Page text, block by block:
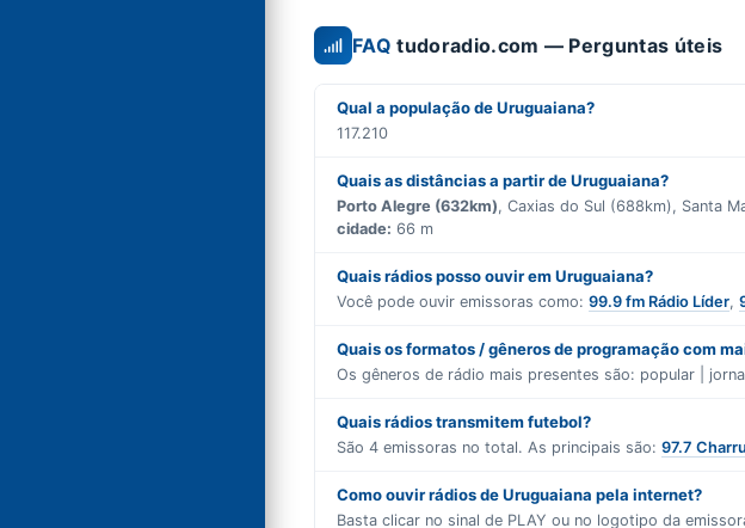
FAQ tudoradio.com — Perguntas úteis
Qual a população de Uruguaiana?
117.210
Quais as distâncias a partir de Uruguaiana?
Porto Alegre (632km), Caxias do Sul (688km), Santa
cidade: 66 m
Quais rádios posso ouvir em Uruguaiana?
Você pode ouvir emissoras como:99.9 fm Rádio Líder,
Quais os formatos / gêneros de programação com
Os gêneros de rádio mais presentes são: popular |
Quais rádios transmitem futebol?
São4 emissoras no total. As principais são: 97.7
Como ouvir rádios de Uruguaiana pela internet?
Basta clicar no sinal de PLAY ou no logotipo da